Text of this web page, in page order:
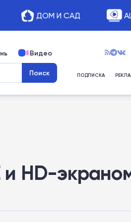
ДОМ И САД
Видео
ПОДПИСКА
и HD-